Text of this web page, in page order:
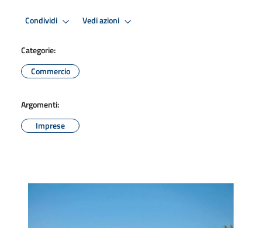
Condividi Vedi azioni
Categorie:
Commercio
Argomenti:
Imprese